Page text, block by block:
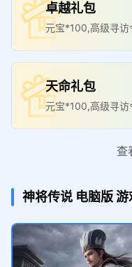
卓越礼包
元宝*100,高级寻
天命礼包
元宝*100,高级寻
石*100
元宝*100,高级寻访
助力礼包
查
神将传说 电脑版游